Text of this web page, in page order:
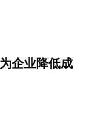
为企业降低成